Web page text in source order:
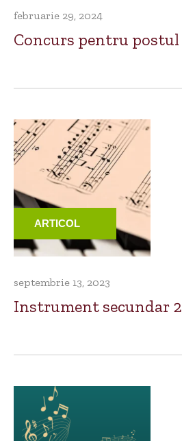
februarie 29, 2024
Concurs pentru postul
ARTICOL
septembrie 13, 2023
Instrument secundar